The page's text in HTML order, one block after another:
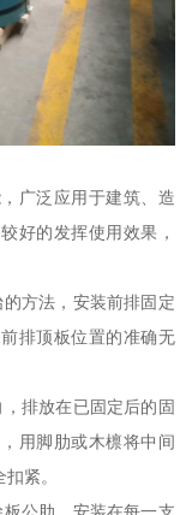
广泛应用于建筑、造
好的发挥使用效果，
的方法，安装前排固定
排顶板位置的准确无
排放在已固定后的固
用脚肋或木檩将中间
紧。